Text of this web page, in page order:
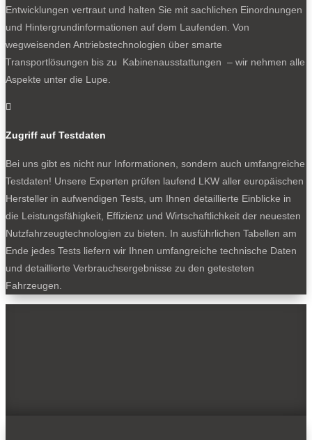
Entwicklungen vertraut und halten Sie mit sachlichen Einordnungen
und Hintergrundinformationen auf dem Laufenden. Von
wegweisenden Antriebstechnologien über smarte
Transportlösungen bis zu Kabinenausstattungen – wir nehmen alle
Aspekte unter die Lupe.

Zugriff auf Testdaten
Bei uns gibt es nicht nur Informationen, sondern auch umfangreiche
Testdaten! Unsere Experten prüfen laufend LKW aller europäischen
Hersteller in aufwendigen Tests, um Ihnen detaillierte Einblicke in
die Leistungsfähigkeit, Effizienz und Wirtschaftlichkeit der neuesten
Nutzfahrzeugtechnologien zu bieten. In ausführlichen Tabellen am
Ende jedes Tests liefern wir Ihnen umfangreiche technische Daten
und detaillierte Verbrauchsergebnisse zu den getesteten
Fahrzeugen.